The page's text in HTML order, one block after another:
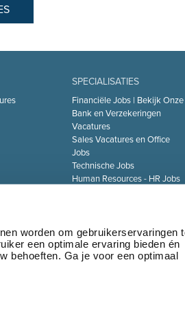
worden om gebruikerservaringen
een optimale ervaring bieden én
behoeften. Ga je voor een optimaal
SPECIALISATIES
Financiële Jobs | Bekijk Onze
Bank en Verzekeringen
Vacatures
Sales Vacatures en Office
Jobs
Technische Jobs
Human Resources - HR Jobs
Transport & Logistiek Jobs
Marketing & communicatie
Jobs